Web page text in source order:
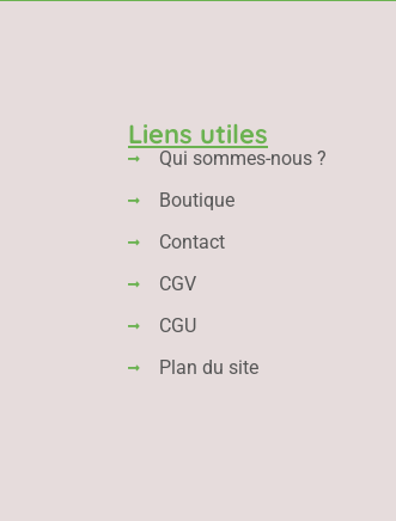
Liens utiles
Qui sommes-nous ?
Boutique
Contact
CGV
CGU
Plan du site